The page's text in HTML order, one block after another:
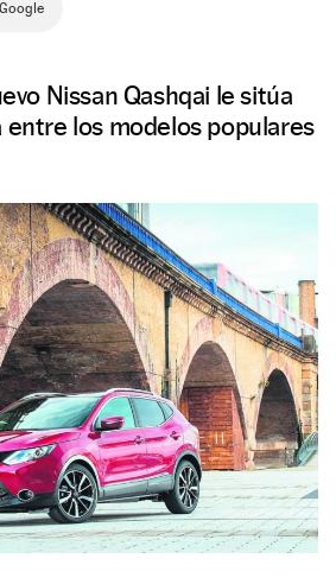
Nissan Qashqai le sitúa
los modelos populares